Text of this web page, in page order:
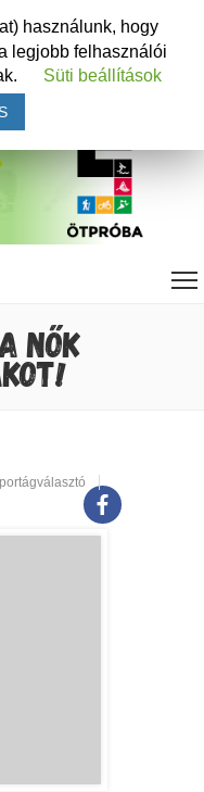
NŐK
használunk, hogy
legjobb felhasználói
Süti beállítások